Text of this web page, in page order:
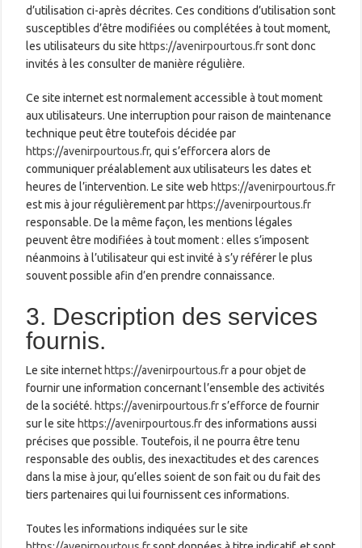
d’utilisation ci-après décrites. Ces conditions d’utilisation sont
susceptibles d’être modifiées ou complétées à tout moment,
les utilisateurs du sitehttps://avenirpourtous.frsont donc
invités à les consulter de manière régulière.
Ce site internet est normalement accessible à tout moment
aux utilisateurs. Une interruption pour raison de maintenance
technique peut être toutefois décidée par
https://avenirpourtous.fr, qui s’efforcera alors de
communiquer préalablement aux utilisateurs les dates et
heures de l’intervention. Le site webhttps://avenirpourtous.fr
est mis à jour régulièrement parhttps://avenirpourtous.fr
responsable. De la même façon, les mentions légales
peuvent être modifiées à tout moment : elles s’imposent
néanmoins à l’utilisateur qui est invité à s’y référer le plus
souvent possible afin d’en prendre connaissance.
3. Description des services
fournis.
Le site internethttps://avenirpourtous.fra pour objet de
fournir une information concernant l’ensemble des activités
de la société.https://avenirpourtous.frs’efforce de fournir
sur le sitehttps://avenirpourtous.frdes informations aussi
précises que possible. Toutefois, il ne pourra être tenu
responsable des oublis, des inexactitudes et des carences
dans la mise à jour, qu’elles soient de son fait ou du fait des
tiers partenaires qui lui fournissent ces informations.
Toutes les informations indiquées sur le site